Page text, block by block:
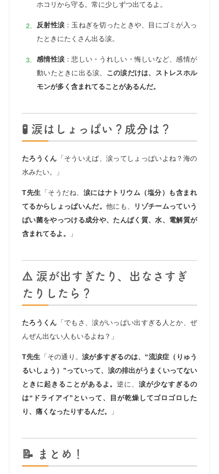
ホコリから守る。常に少しずつ出てるよ。
反射性涙 ：玉ねぎを切ったときや、目にゴミが入っ
たときにたくさん出る涙。
感情性涙 ：悲しい・うれしい・悔しいなど、感情が
動いたときに出る涙。 この涙だけは、ストレスホル
モンが多く含まれてることがあるんだ。
🧪 涙はしょっぱい？成分は？
たろうくん 「そういえば、涙ってしょっぱいよね？海の
水みたい。」
T先生 「そうだね、 涙にはナトリウム（塩分）も含まれ
てるからしょっぱいんだ。 他にも、
リゾチームっていう
ばい菌をやっつける成分や、たんぱく質、水、電解質が
含まれてるよ。
」
⚠️ 涙が出すぎたり、出なさすぎ
たりしたら？
たろうくん 「でもさ、涙がいっぱい出すぎる人とか、ぜ
んぜん出ない人もいるよね？」
T先生 「その通り。涙が多すぎるのは、“流涙症（りゅう
るいしょう）”っていって、涙の排出がうまくいってない
ときに起きることがあるよ。逆に、涙が少なすぎるの
は“ドライアイ”といって、目が乾燥してゴロゴロした
り、痛くなったりするんだ。
」
📝 まとめ！